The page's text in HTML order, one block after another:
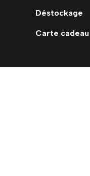
Déstockage
Carte cadeau